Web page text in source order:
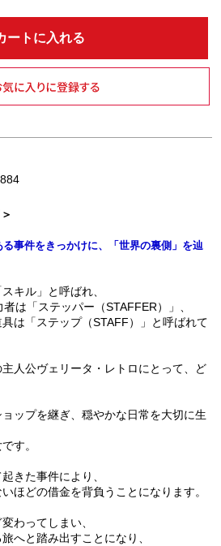
ートに入れる
事件をきっかけに、「世界の裏側」を辿
キル」と呼ばれ、
は「ステッパー（STAFFER）」、
は「ステップ（STAFF）」と呼ばれて
人公ヴェリータ・レトロにとって、ど
ップを継ぎ、穏やかな日常を大切に生
す。
きた事件により、
ほどの借金を背負うことになります。
わってしまい、
へと踏み出すことになり、